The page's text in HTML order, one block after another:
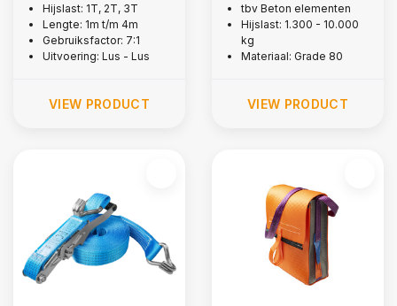
Hijslast: 1T, 2T, 3T
Lengte: 1m t/m 4m
Gebruiksfactor: 7:1
Uitvoering: Lus - Lus
VIEW PRODUCT
tbv Beton elementen
Hijslast: 1.300 - 10.000
kg
Materiaal: Grade 80
VIEW PRODUCT